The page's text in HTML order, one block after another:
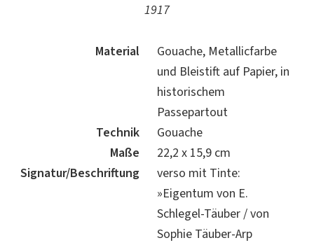
1917
Material
Gouache, Metallicfarbe
und Bleistift auf Papier, in
historischem
Passepartout
Technik
Gouache
Maße
22,2 x 15,9 cm
Signatur/Beschriftung
verso mit Tinte:
»Eigentum von E.
Schlegel-Täuber / von
Sophie Täuber-Arp